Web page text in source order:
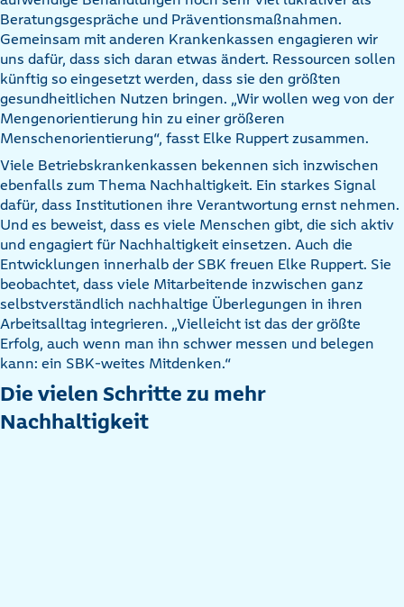
Beratungsgespräche und Präventionsmaßnahmen.
Gemeinsam mit anderen Krankenkassen engagieren wir
uns dafür, dass sich daran etwas ändert. Ressourcen sollen
künftig so eingesetzt werden, dass sie den größten
gesundheitlichen Nutzen bringen. „Wir wollen weg von der
Mengenorientierung hin zu einer größeren
Menschenorientierung“, fasst Elke Ruppert zusammen.
Viele Betriebskrankenkassen bekennen sich inzwischen
ebenfalls zum Thema Nachhaltigkeit. Ein starkes Signal
dafür, dass Institutionen ihre Verantwortung ernst nehmen.
Und es beweist, dass es viele Menschen gibt, die sich aktiv
und engagiert für Nachhaltigkeit einsetzen. Auch die
Entwicklungen innerhalb der SBK freuen Elke Ruppert. Sie
beobachtet, dass viele Mitarbeitende inzwischen ganz
selbstverständlich nachhaltige Überlegungen in ihren
Arbeitsalltag integrieren. „Vielleicht ist das der größte
Erfolg, auch wenn man ihn schwer messen und belegen
kann: ein SBK-weites Mitdenken.“
Die vielen Schritte zu mehr
Nachhaltigkeit